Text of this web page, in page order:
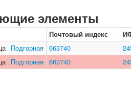
элементы
Почтовый индекс
Подгорная 663740
Подгорная 663740